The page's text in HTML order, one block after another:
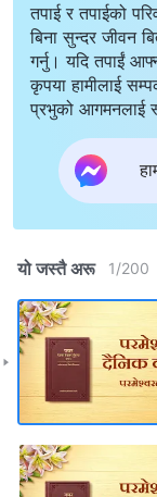
तपाई र तपाईको
बिना सुन्दर जीवन
गर्नु। यदि तपाईं
कृपया हामीलाई
प्रभुको आगमनलाई
यो जस्तै अरू 1/200